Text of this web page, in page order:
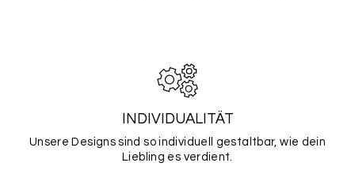
INDIVIDUALITÄT
Unsere Designs sind so individuell gestaltbar, wie dein
Liebling es verdient.